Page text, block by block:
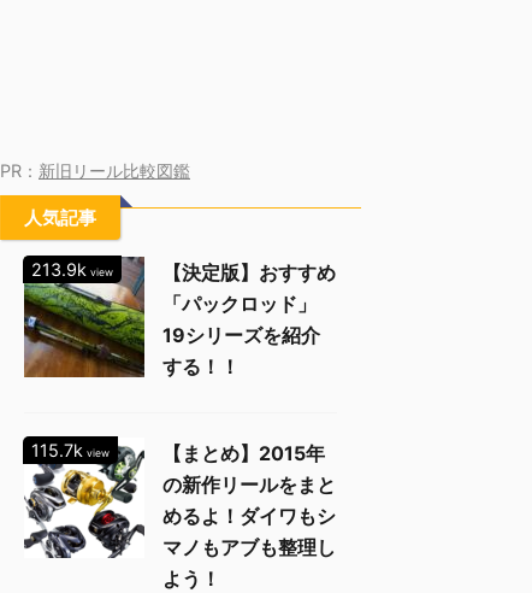
PR： 新旧リール比較図鑑
人気記事
213.9k view
【決定版】おすすめ
「パックロッド」
19シリーズを紹介
する！！
115.7k view
【まとめ】2015年
の新作リールをまと
めるよ！ダイワもシ
マノもアブも整理し
よう！